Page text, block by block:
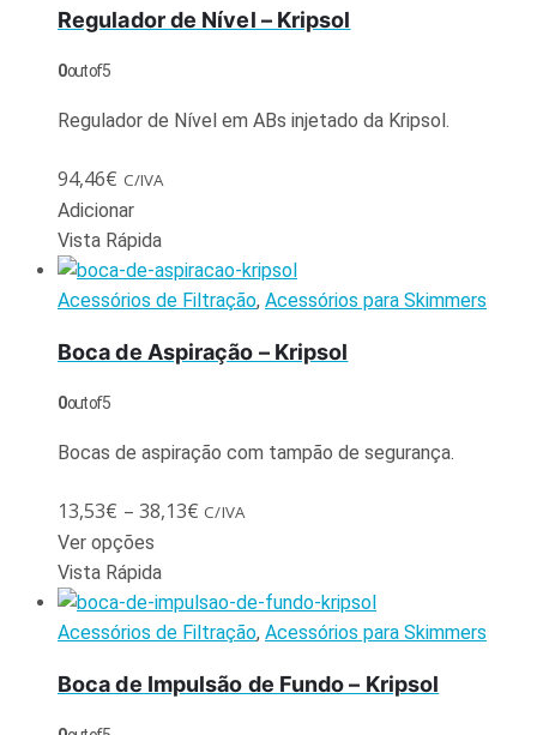
Regulador de Nível – Kripsol
0out of 5
Regulador de Nível em ABs injetado da Kripsol.
94,46€ C/IVA
Adicionar
Vista Rápida
Acessórios de Filtração, Acessórios para Skimmers
Boca de Aspiração – Kripsol
0out of 5
Bocas de aspiração com tampão de segurança.
13,53€ – 38,13€ C/IVA
Ver opções
Vista Rápida
Acessórios de Filtração, Acessórios para Skimmers
Boca de Impulsão de Fundo – Kripsol